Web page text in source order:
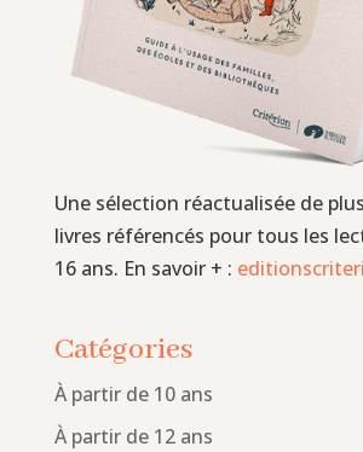
Une sélection réactualisée de
livres référencés pour tous les
16 ans. En savoir + :
Catégories
À partir de 10 ans
À partir de 12 ans